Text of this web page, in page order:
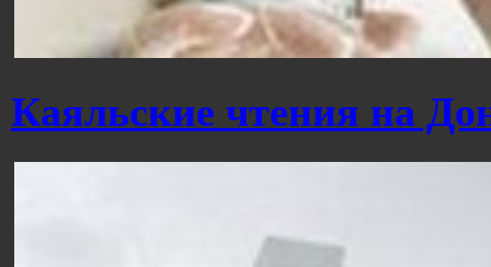
Каяльские чтения на